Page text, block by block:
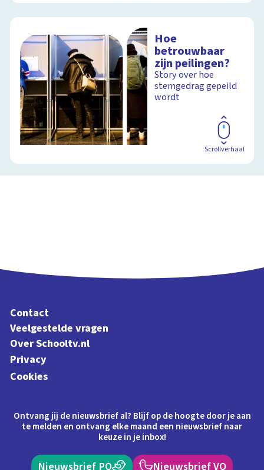
Hoe
betrouwbaar
zijn peilingen?
Story over hoe
stemgedrag gepeild
wordt
Scrollverhaal
Contact
Veelgestelde vragen
Over Schooltv.nl
Privacy
Cookies
Ontvang jij de nieuwsbrief al? Blijf op de hoogte door je aan
te melden en ontvang elke maand een nieuwsbrief naar
keuze in je inbox!
Nieuwsbrief PO Nieuwsbrief VO